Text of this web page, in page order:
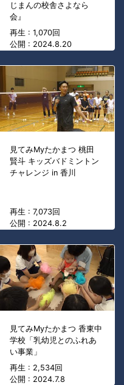
じまんの校舎さよなら
会』
再生 : 1,070回
公開 : 2024.8.20
見てみMyたかまつ 桃田
賢斗 キッズバドミントン
チャレンジ in 香川
再生 : 7,073回
公開 : 2024.8.2
見てみMyたかまつ 香東中
学校「乳幼児とのふれあ
い事業」
再生 : 2,534回
公開 : 2024.7.8